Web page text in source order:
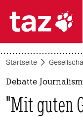

themen
politik
usa
Startseite
Debatte
"Mit guten